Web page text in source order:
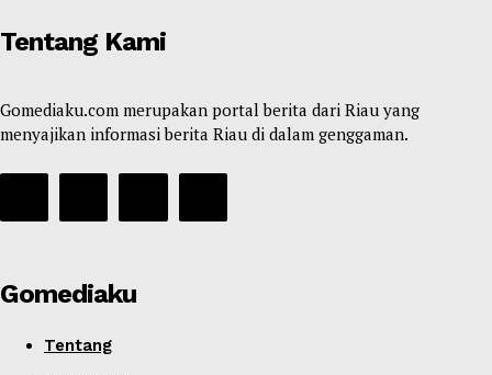
Tentang Kami
Gomediaku.com merupakan portal berita dari Riau yang
menyajikan informasi berita Riau di dalam genggaman.
Gomediaku
Tentang